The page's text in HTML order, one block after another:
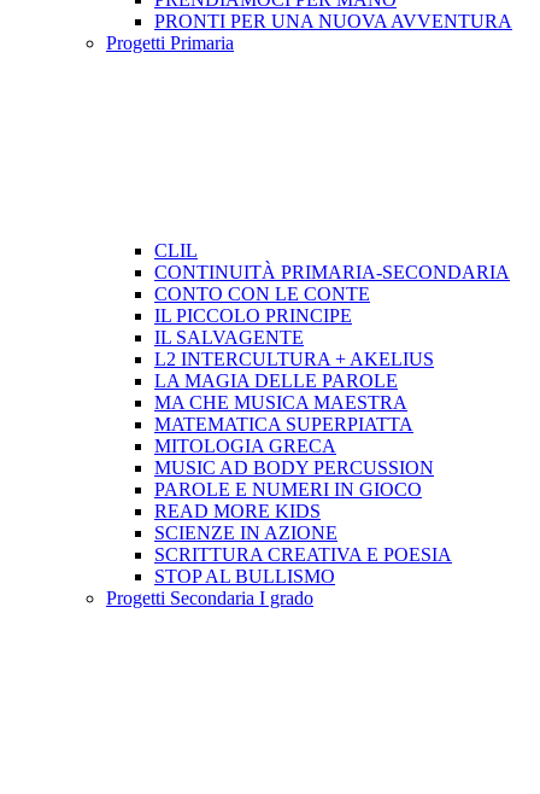
PRONTI PER UNA NUOVA AVVENTURA
Progetti Primaria
CLIL
CONTINUITÀ PRIMARIA-SECONDARIA
CONTO CON LE CONTE
IL PICCOLO PRINCIPE
IL SALVAGENTE
L2 INTERCULTURA + AKELIUS
LA MAGIA DELLE PAROLE
MA CHE MUSICA MAESTRA
MATEMATICA SUPERPIATTA
MITOLOGIA GRECA
MUSIC AD BODY PERCUSSION
PAROLE E NUMERI IN GIOCO
READ MORE KIDS
SCIENZE IN AZIONE
SCRITTURA CREATIVA E POESIA
STOP AL BULLISMO
Progetti Secondaria I grado